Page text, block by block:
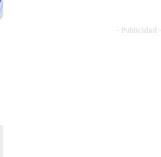
- Publicidad -